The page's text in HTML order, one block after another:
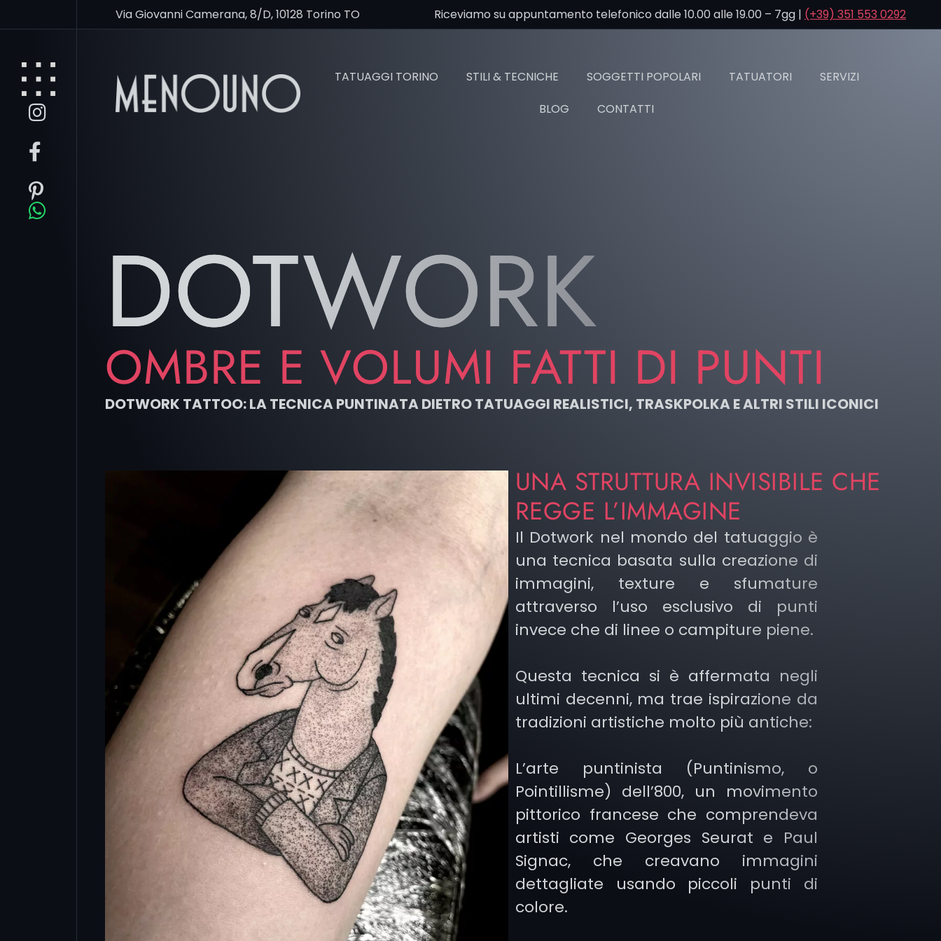
Via Giovanni Camerana, 8/D, 10128 Torino TO Riceviamo su appuntamento telefonico dalle 10.00 alle 19.00 – 7gg | (+39) 351 553 0292
TATUAGGI TORINO STILI & TECNICHE SOGGETTI POPOLARI TATUATORI
SERVIZI
BLOG
CONTATTI
DOTWORK
OMBRE E VOLUMI FATTI DI PUNTI
DOTWORK TATTOO: LA TECNICA PUNTINATA DIETRO TATUAGGI REALISTICI, TRASKPOLKA E ALTRI STILI ICONICI
UNA STRUTTURA INVISIBILE CHE
REGGE L’IMMAGINE
Il Dotwork nel mondo del tatuaggio è
una tecnica basata sulla creazione di
immagini, texture e sfumature
attraverso l’uso esclusivo di punti
invece che di linee o campiture piene.
Questa tecnica si è affermata negli
ultimi decenni, ma trae ispirazione da
tradizioni artistiche molto più antiche:
L’arte puntinista (Puntinismo, o
Pointillisme) dell’800, un movimento
pittorico francese che comprendeva
artisti come Georges Seurat e Paul
Signac, che creavano immagini
dettagliate usando piccoli punti di
colore.